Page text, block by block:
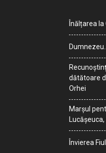
Înălțarea
dătătoare
Orhei
Marșul
Învierea